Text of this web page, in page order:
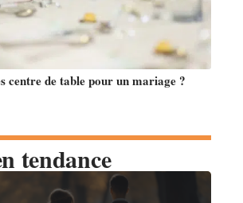
centre de table pour un mariage ?
tendance